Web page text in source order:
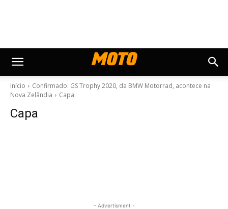
Início
Confirmado: GS Trophy 2020, da BMW Motorrad, acontece na
Nova Zelândia
Capa
Capa
- Advertisment -